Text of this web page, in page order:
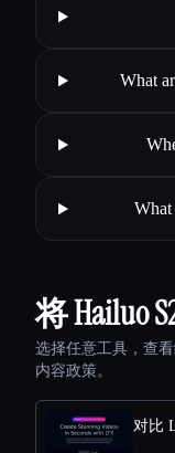
What
将 Hailuo
选择任意工具，查
内容政策。
对比